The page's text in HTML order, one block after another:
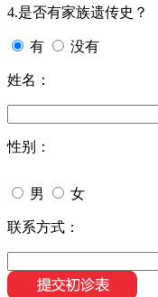
4.是否有家族遗传史？
有 没有
姓名：
性别：
男 女
联系方式：